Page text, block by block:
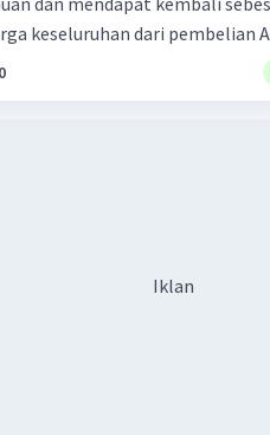
keseluruhan dari pembelian
Iklan